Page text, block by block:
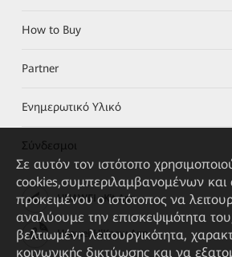
How to Buy
Partner
Ενημερωτικό Υλικό
Σύνδεσμοι
HUAWEI eKit App
Huawei HiKnow App
Σε αυτόν τον ιστότοπο
cookies,συμπεριλαμβανομένων και
προκειμένου ο ιστότοπος να
αναλύουμε την επισκεψιμότητα
βελτιωμένη λειτουργικότητα,
κοινωνικής δικτύωσης και να